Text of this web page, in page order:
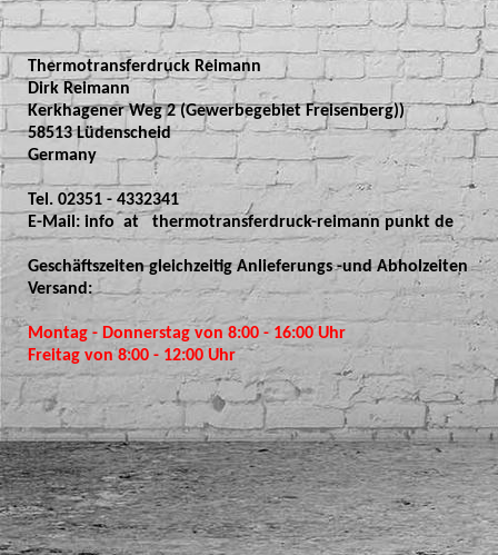
Thermotransferdruck Reimann
Dirk Reimann
Kerkhagener Weg 2 (Gewerbegebiet Freisenberg))
58513 Lüdenscheid
Germany
Tel. 02351 - 4332341
E-Mail: info at thermotransferdruck-reimann punkt de
Geschäftszeiten gleichzeitig Anlieferungs -und Abholzeiten
Versand:
Montag - Donnerstag von 8:00 - 16:00 Uhr
Freitag von 8:00 - 12:00 Uhr